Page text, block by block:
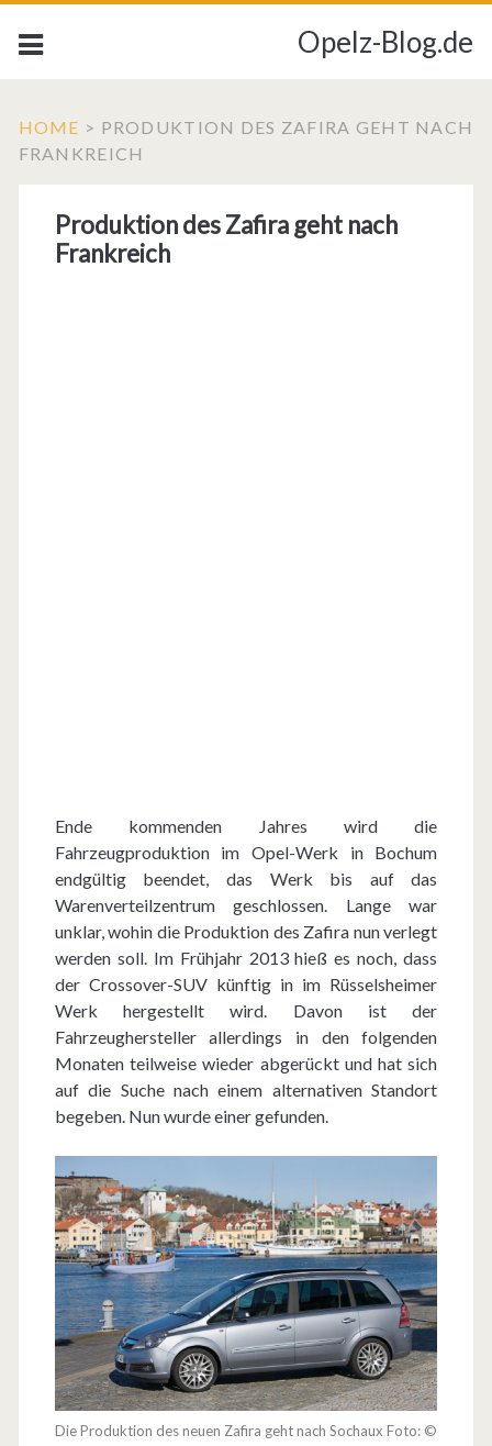
Opelz-Blog.de
HOME > PRODUKTION DES ZAFIRA GEHT NACH
FRANKREICH
Produktion des Zafira geht nach
Frankreich
Ende kommenden Jahres wird die
Fahrzeugproduktion im Opel-Werk in Bochum
endgültig beendet, das Werk bis auf das
Warenverteilzentrum geschlossen. Lange war
unklar, wohin die Produktion des Zafira nun verlegt
werden soll. Im Frühjahr 2013 hieß es noch, dass
der Crossover-SUV künftig in im Rüsselsheimer
Werk hergestellt wird. Davon ist der
Fahrzeughersteller allerdings in den folgenden
Monaten teilweise wieder abgerückt und hat sich
auf die Suche nach einem alternativen Standort
begeben. Nun wurde einer gefunden.
Die Produktion des neuen Zafira geht nach Sochaux Foto: ©